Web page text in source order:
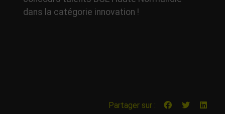
dans la catégorie innovation !
Partager sur :